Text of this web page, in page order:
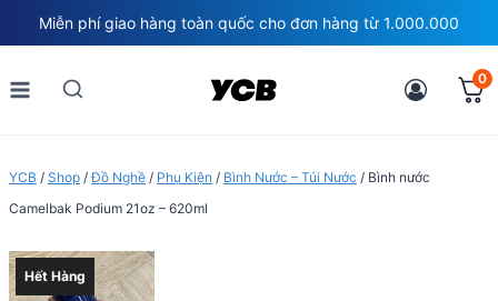
to
content
Miễn phí giao hàng toàn quốc cho đơn hàng từ 1.000.000
0
YCB / Shop /Đồ Nghề / Phụ Kiện / Bình Nước – Túi Nước / Bình nước
Camelbak Podium 21oz – 620ml
Hết Hàng